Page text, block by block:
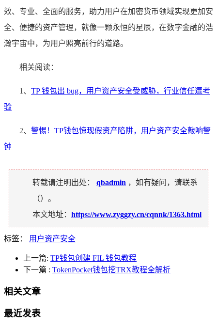
效、专业、全面的服务，助力用户在加密货币领域实现更加安
全、便捷的资产管理，就像一颗永恒的星辰，在数字金融的浩
瀚宇宙中，为用户照亮前行的道路。
相关阅读：
1、 TP 钱包出 bug，用户资产安全受威胁，行业信任遭考
验
2、 警惕！TP钱包惊现假资产陷阱，用户资产安全敲响警
钟
转载请注明出处： qbadmin ，如有疑问，请联系
（）。
本文地址： https://www.zyggzy.cn/cqnnk/1363.html
标签： 用户资产安全
上一篇: TP钱包创建 FIL 钱包教程
下一篇 : TokenPocket钱包挖TRX教程全解析
相关文章
最近发表